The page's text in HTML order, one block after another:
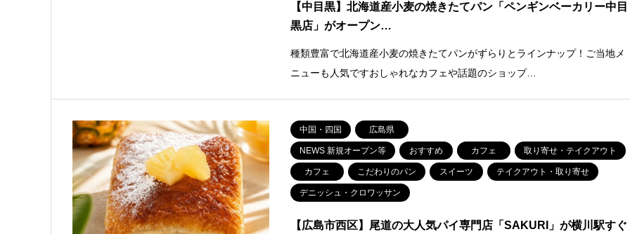
【中目黒】北海道産小麦の焼きたてパン「ペンギンベーカリー中目
黒店」がオープン…
種類豊富で北海道産小麦の焼きたてパンがずらりとラインナップ！ご当地メ
ニューも人気ですおしゃれなカフェや話題のショップ…
中国・四国 広島県
NEWS 新規オープン等 おすすめ カフェ 取り寄せ・テイクアウト
カフェ こだわりのパン スイーツ テイクアウト・取り寄せ
デニッシュ・クロワッサン
【広島市西区】尾道の大人気パイ専門店「SAKURI」が横川駅すぐ